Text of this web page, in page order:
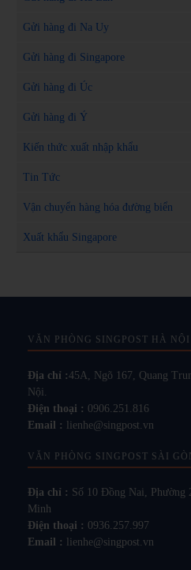
Gửi hàng đi Na Uy
Gửi hàng đi Singapore
Gửi hàng đi Úc
Gửi hàng đi Ý
Kiến thức xuất nhập khẩu
Tin Tức
Vận chuyển hàng hóa đường biển
Xuất khẩu Singapore
VĂN PHÒNG SINGPOST HÀ NỘI
Địa chỉ :45A, Ngõ 167, Quang
Nội.
Điện thoại : 0906.251.816
Email :
lienhe@singpost.vn
VĂN PHÒNG SINGPOST SÀI
Địa chỉ : Số 10 Đồng Nai, Phường
Minh
Điện thoại : 0936.257.997
Email :
lienhe@singpost.vn